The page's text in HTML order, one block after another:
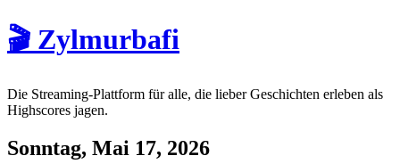
🎬 Zylmurbafi
Die Streaming-Plattform für alle, die lieber Geschichten erleben als
Highscores jagen.
Sonntag, Mai 17, 2026